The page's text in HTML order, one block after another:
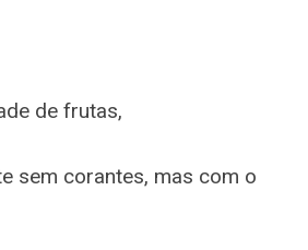
de frutas,
sem corantes, mas com o